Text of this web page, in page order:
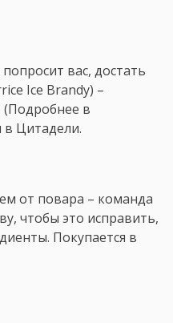
вас, достать
Ice Brandy) –
(Подробнее в
Цитадели.
от повара – команда
чтобы это исправить,
Покупается в